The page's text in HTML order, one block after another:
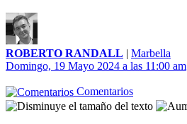
ROBERTO RANDALL | Marbella
Domingo, 19 Mayo 2024 a las 11:00 am
Comentarios